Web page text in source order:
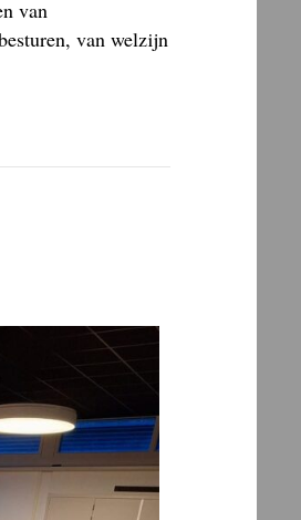
van
van welzijn